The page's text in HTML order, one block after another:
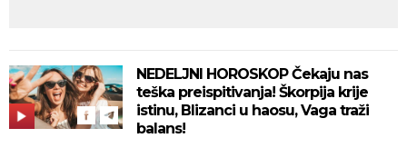
NEDELJNI HOROSKOP Čekaju nas
teška preispitivanja! Škorpija krije
istinu, Blizanci u haosu, Vaga traži
balans!